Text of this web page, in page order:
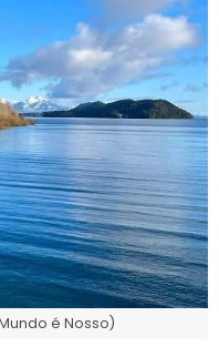
é Nosso)